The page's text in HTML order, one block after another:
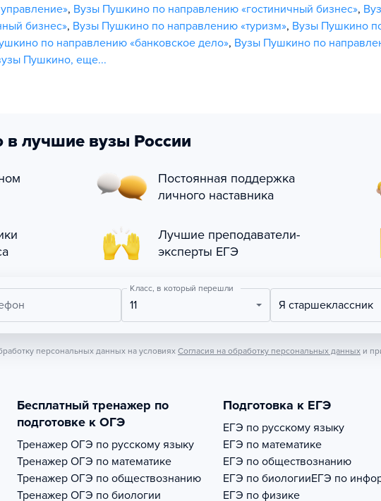
, Вузы Пушкино по направлению «гостиничный бизнес»,
бизнес», Вузы Пушкино по направлению «туризм», Вузы Пушкино
по направлению «банковское дело», Вузы Пушкино по
Пушкино, еще...
в лучшие вузы России
Постоянная поддержка
личного наставника
Лучшие преподаватели-
эксперты ЕГЭ
Класс, в который перешли
11 Я старшеклассник
персональных данных на условиях Согласия на обработку персональных данных и
Бесплатный тренажер по
подготовке к ОГЭ
Тренажер ОГЭ по русскому языку
Тренажер ОГЭ по математике
Тренажер ОГЭ по обществознанию
Тренажер ОГЭ по биологии
Подготовка к ЕГЭ
ЕГЭ по русскому языку
ЕГЭ по математике
ЕГЭ по обществознанию
ЕГЭ по биологииЕГЭ по
ЕГЭ по физике